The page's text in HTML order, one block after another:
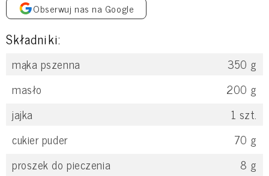
Obserwuj nas na Google
Składniki:
mąka pszenna 350 g
masło
200 g
jajka
1 szt.
cukier puder
70 g
proszek do pieczenia
8 g